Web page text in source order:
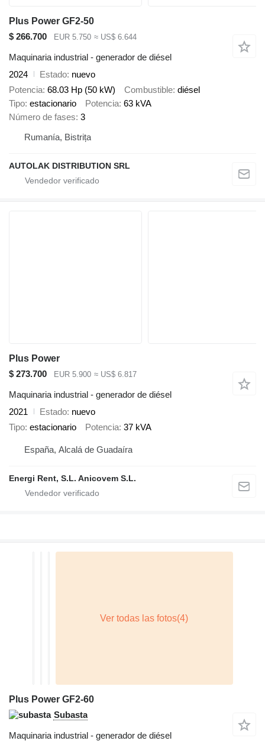
Plus Power GF2-50
$ 266.700
EUR 5.750 ≈ US$ 6.644
Maquinaria industrial - generador de diésel
2024
Estado nuevo
Potencia 68.03 Hp (50 kW) Combustible diésel
Tipo estacionario Potencia 63 kVA
Número de fases 3
Rumanía, Bistrița
AUTOLAK DISTRIBUTION SRL
Plus Power
$ 273.700
EUR 5.900 ≈ US$ 6.817
Maquinaria industrial - generador de diésel
2021
Estado nuevo
Tipo estacionario Potencia 37 kVA
España, Alcalá de Guadaíra
Energi Rent, S.L. Anicovem S.L.
Plus Power GF2-60
Subasta
Maquinaria industrial - generador de diésel